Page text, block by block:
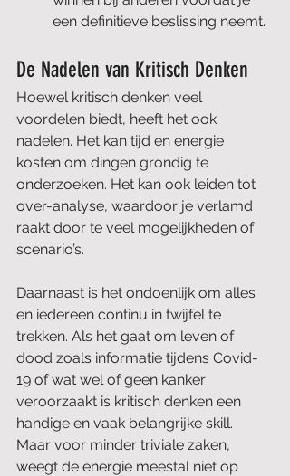
een definitieve beslissing neemt.
De Nadelen van Kritisch Denken
Hoewel kritisch denken veel
voordelen biedt, heeft het ook
nadelen. Het kan tijd en energie
kosten om dingen grondig te
onderzoeken. Het kan ook leiden tot
over-analyse, waardoor je verlamd
raakt door te veel mogelijkheden of
scenario’s.
Daarnaast is het ondoenlijk om alles
en iedereen continu in twijfel te
trekken. Als het gaat om leven of
dood zoals informatie tijdens Covid-
19 of wat wel of geen kanker
veroorzaakt is kritisch denken een
handige en vaak belangrijke skill.
Maar voor minder triviale zaken,
weegt de energie meestal niet op